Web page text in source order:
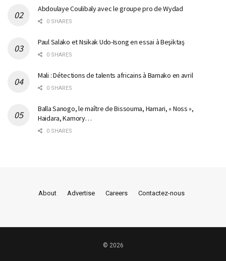
Abdoulaye Coulibaly avec le groupe pro de Wydad
0 SHARES
Paul Salako et Nsikak Udo-Isong en essai à Beşiktaş
0 SHARES
Mali : Détections de talents africains à Bamako en avril
0 SHARES
Balla Sanogo, le maître de Bissouma, Hamari, « Noss »,
Haidara, Kamory…
0 SHARES
About Advertise Careers Contactez-nous
© 2026